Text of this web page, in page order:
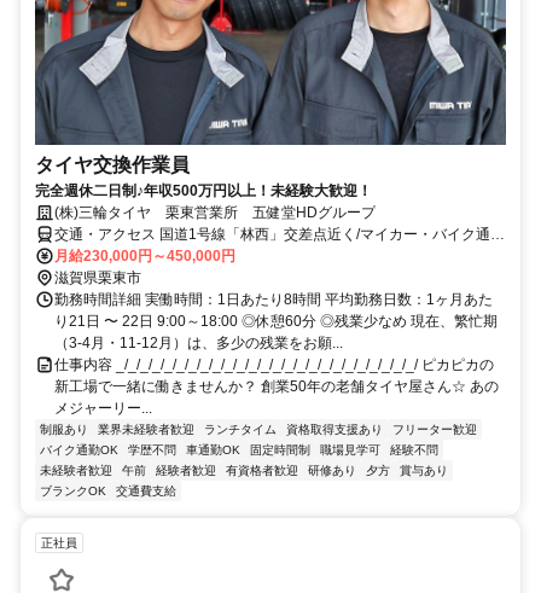
タイヤ交換作業員
完全週休二日制♪年収500万円以上！未経験大歓迎！
(株)三輪タイヤ 栗東営業所 五健堂HDグループ
交通・アクセス 国道1号線「林西」交差点近く/マイカー・バイク通勤
OK
月給230,000円～450,000円
滋賀県栗東市
勤務時間詳細 実働時間：1日あたり8時間 平均勤務日数：1ヶ月あた
り21日 〜 22日 9:00～18:00 ◎休憩60分 ◎残業少なめ 現在、繁忙期
（3-4月・11-12月）は、多少の残業をお願...
仕事内容 _/_/_/_/_/_/_/_/_/_/_/_/_/_/_/_/_/_/_/_/_/_/_/_/_/ ピカピカの
新工場で一緒に働きませんか？ 創業50年の老舗タイヤ屋さん☆ あの
メジャーリー...
制服あり 業界未経験者歓迎 ランチタイム 資格取得支援あり
フリーター歓迎
バイク通勤OK
学歴不問 車通勤OK 固定時間制 職場見学可
経験不問
未経験者歓迎
午前 経験者歓迎 有資格者歓迎 研修あり 夕方
賞与あり
ブランクOK
交通費支給
正社員